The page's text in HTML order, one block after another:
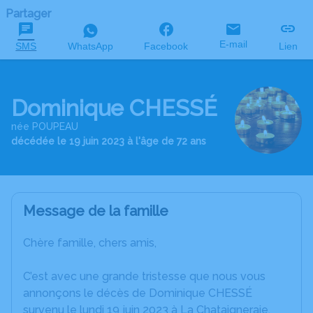
Partager
SMS WhatsApp Facebook E-mail Lien
Dominique CHESSÉ
née POUPEAU
décédée le 19 juin 2023 à l'âge de 72 ans
Message de la famille
Chère famille, chers amis,
C’est avec une grande tristesse que nous vous
annonçons le décès de Dominique CHESSÉ
survenu le lundi 19 juin 2023 à La Chataigneraie.